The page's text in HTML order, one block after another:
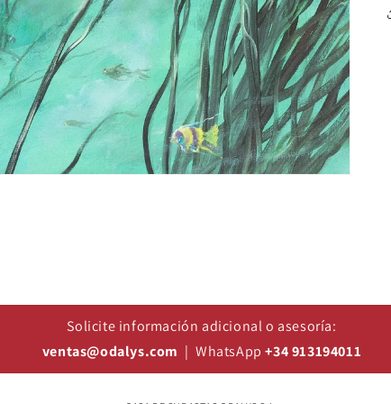
Solicite información adicional o asesoría:
ventas@odalys.com | WhatsApp+34 913194011